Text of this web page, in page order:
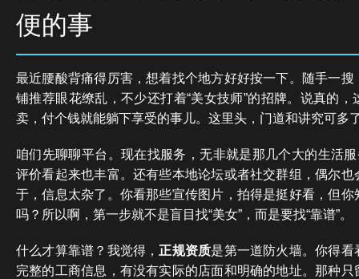
便的事
最近腰酸背痛得厉害，想着找个地方好好按一下。随手一
铺推荐眼花缭乱，不少还打着“美女技师”的招牌。说真的
卖，付个钱就能躺下享受的事儿。这里头，门道和讲究可多
咱们先聊聊平台。现在找服务，无非就是那几个大的生活
评价看起来也丰富。还有些本地论坛或者社交群组，偶尔
于，信息太杂了。你看那些宣传图片，拍得是挺好看，但
吗？所以啊，第一步就不是盲目找“美女”，而是要找“靠谱”。
什么才算靠谱？我觉得， 正规资质是第一道防火墙。你得
完整的工商信息，有没有实际的店面和明确的地址。那种